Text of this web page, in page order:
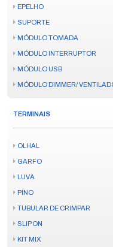
EPELHO
SUPORTE
MÓDULO TOMADA
MÓDULO INTERRUPTOR
MÓDULO USB
MÓDULO DIMMER/
TERMINAIS
OLHAL
GARFO
LUVA
PINO
TUBULAR DE CRIMPAR
SLIP ON
KIT MIX